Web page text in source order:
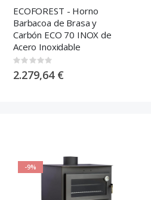
ECOFOREST - Horno
Barbacoa de Brasa y
Carbón ECO 70 INOX de
Acero Inoxidable
Rating:
0%
2.279,64 €
-9%